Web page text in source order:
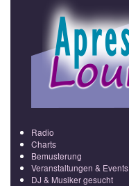
Radio
Charts
Bemusterung
Veranstaltungen & Events
DJ & Musiker gesucht